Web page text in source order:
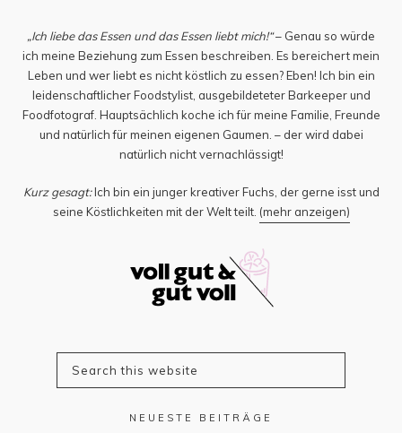
„Ich liebe das Essen und das Essen liebt mich!“– Genau so würde
ich meine Beziehung zum Essen beschreiben. Es bereichert mein
Leben und wer liebt es nicht köstlich zu essen? Eben! Ich bin ein
leidenschaftlicher Foodstylist, ausgebildeteter Barkeeper und
Foodfotograf. Hauptsächlich koche ich für meine Familie, Freunde
und natürlich für meinen eigenen Gaumen. – der wird dabei
natürlich nicht vernachlässigt!
Kurz gesagt:Ich bin ein junger kreativer Fuchs, der gerne isst und
seine Köstlichkeiten mit der Welt teilt. (mehr anzeigen)
NEUESTE BEITRÄGE